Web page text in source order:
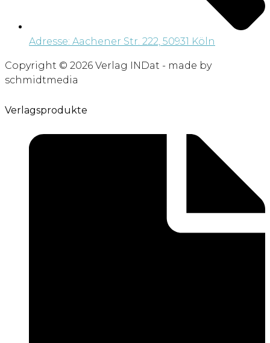
Adresse: Aachener Str. 222, 50931 Köln
Copyright © 2026 Verlag INDat - made by
schmidtmedia
Verlagsprodukte